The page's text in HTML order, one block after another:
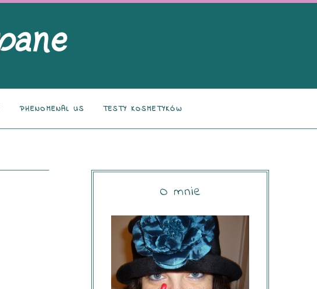
PHENOMENAL US TESTY KOSMETYKÓW
O mnie